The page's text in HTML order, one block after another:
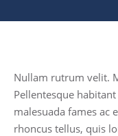
Nullam rutrum velit.
Pellentesque
malesuada fames
rhoncus tellus, quis